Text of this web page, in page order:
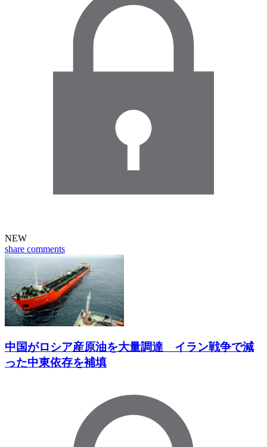
NEW
share comments
中国がロシア産原油を大量調達 イラン戦争で減
った中東依存を補填